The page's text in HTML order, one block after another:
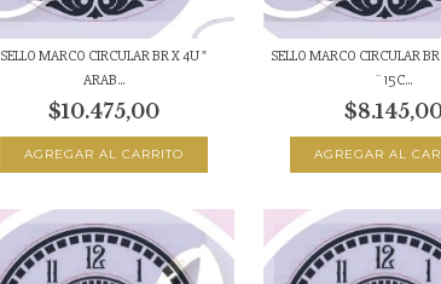
SELLO MARCO CIRCULAR BR X 4U "
ARAB...
$10.475,00
SELLO MARCO CIRCULAR BR
¨ 15C...